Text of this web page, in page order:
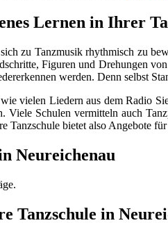
Lernen in Ihrer
zu Tanzmusik rhythmisch zu
Figuren und Drehungen
werden. Denn selbst
vielen Liedern aus dem Radio
Viele Schulen vermitteln auch
Tanzschule bietet also Angebote
Neureichenau
Tanzschule in